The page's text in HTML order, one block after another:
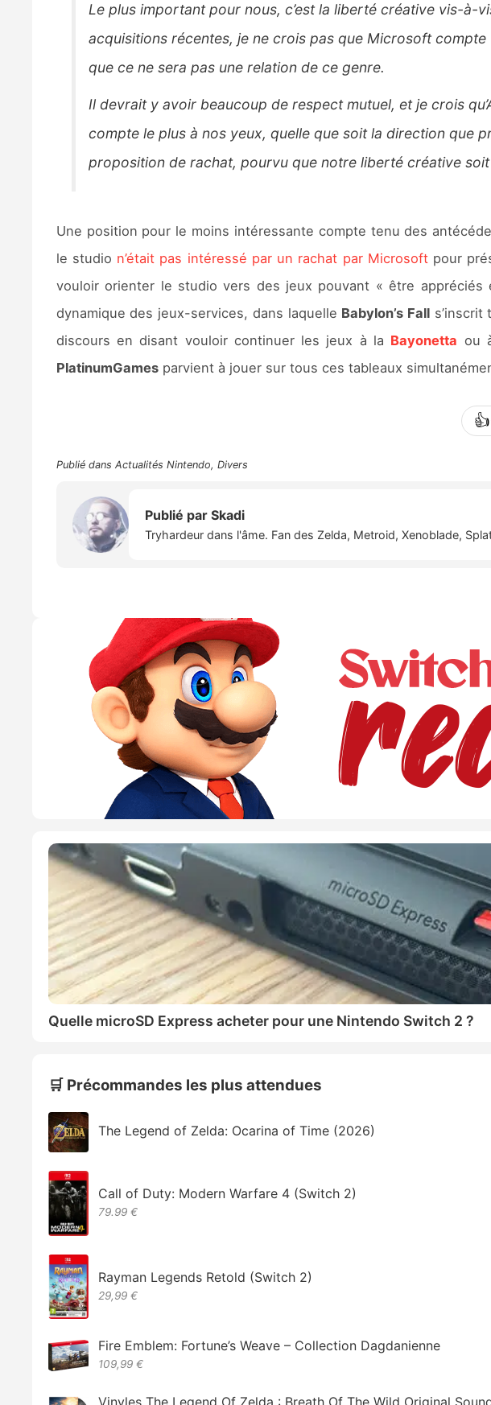
Le plus important pour nous, c’est la liberté créative vis-à-
acquisitions récentes, je ne crois pas que Microsoft
que ce ne sera pas une relation de ce genre.
Il devrait y avoir beaucoup de respect mutuel, et je crois
compte le plus à nos yeux, quelle que soit la direction que
proposition de rachat, pourvu que notre liberté créative soit
Une position pour le moins intéressante compte tenu des
le studio n’était pas intéressé par un rachat par Microsoftpour
vouloir orienter le studio vers des jeux pouvant « être
dynamique des jeux-services, dans laquelle Babylon’s Falls’inscrit
discours en disant vouloir continuer les jeux à la Bayonetta ou
PlatinumGamesparvient à jouer sur tous ces tableaux
👍
Publié dans Actualités Nintendo, Divers
Publié par Skadi
Tryhardeur dans l'âme. Fan des Zelda, Metroid, Xenoblade,
Quelle microSD Express acheter pour une Nintendo Switch 2 ?
🛒 Précommandes les plus attendues
The Legend of Zelda: Ocarina of Time (2026)
Call of Duty: Modern Warfare 4 (Switch 2)
79.99 €
Rayman Legends Retold (Switch 2)
29,99 €
Fire Emblem: Fortune’s Weave – Collection Dagdanienne
109,99 €